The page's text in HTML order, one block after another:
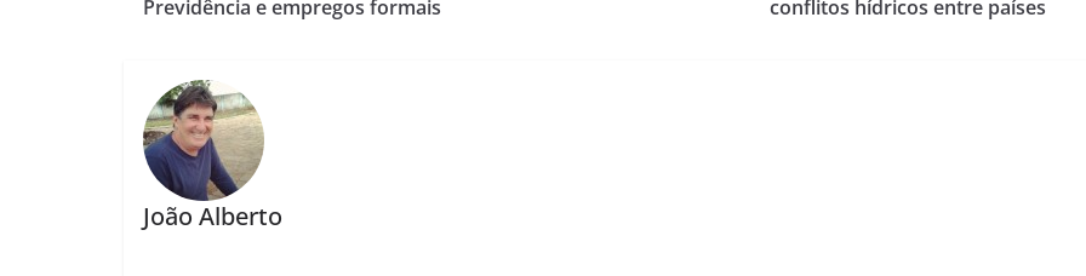
Previdência e empregos formais
conflitos hídricos entre países
João Alberto